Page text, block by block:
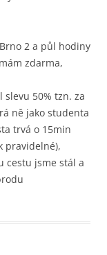
2 a půl hodiny
zdarma,
slevu 50% tzn. za
ně jako studenta
trvá o 15min
pravidelné),
cestu jsme stál a